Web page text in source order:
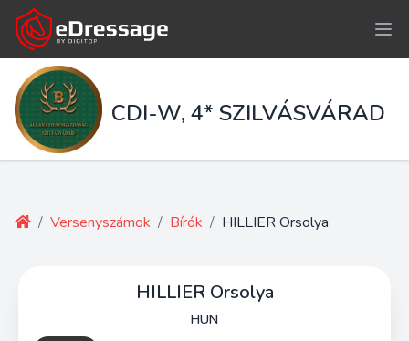
CDI-W, 4* SZILVÁSVÁRAD
/ Versenyszámok / Bírók / HILLIER Orsolya
HILLIER Orsolya
HUN